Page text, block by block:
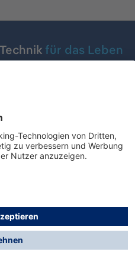
Technik für das Leben
zzgl.
wenn